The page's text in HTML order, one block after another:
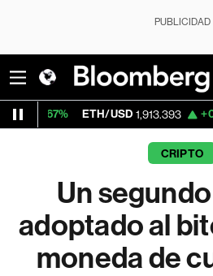
PUBLICIDAD
ETH/USD 1,913.393 +0.40% Visa
CRIPTO
Un
adoptado al
moneda de